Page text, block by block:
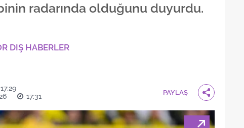
radarında olduğunu duyurdu.
DIŞ HABERLER
17:29
17:31 PAYLAŞ